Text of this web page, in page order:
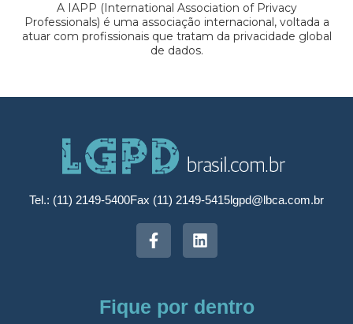
A IAPP (International Association of Privacy
Professionals) é uma associação internacional, voltada a
atuar com profissionais que tratam da privacidade global
de dados.
Tel.: (11) 2149-5400Fax (11) 2149-5415lgpd@lbca.com.br
Fique por dentro